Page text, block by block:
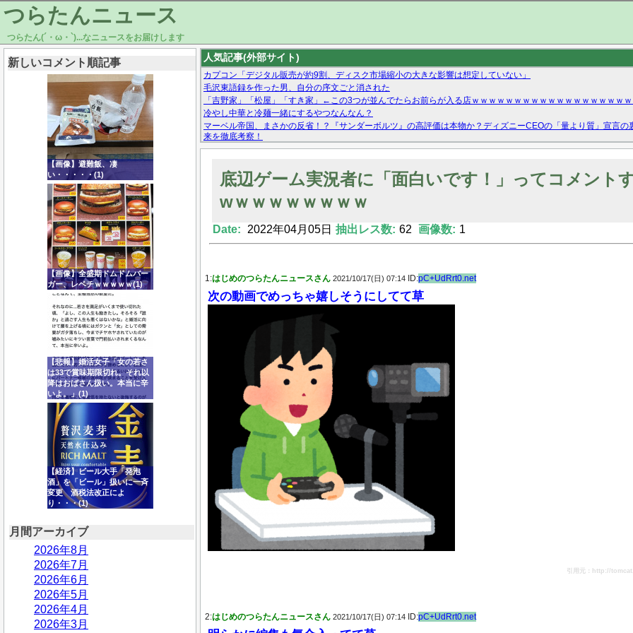
つらたんニュース
つらたん(´・ω・`)...なニュースをお届けします
新しいコメント順記事
【画像】避難飯、凄
い・・・・・(1)
【画像】全盛期ドムドムバー
ガー、レベチｗｗｗｗｗ(1)
【悲報】婚活女子「女の若さ
は33で賞味期限切れ。それ以
降はおばさん扱い。本当に辛
いよ。」(1)
【経済】ビール大手「発泡
酒」を「ビール」扱いに一斉
変更 酒税法改正によ
り・・・(1)
月間アーカイブ
2026年8月
2026年7月
2026年6月
2026年5月
2026年4月
2026年3月
人気記事(外部サイト)
カプコン「デジタル販売が約9割、ディスク市場縮小の大きな影響は想定していない」
毛沢東語録を作った男、自分の序文ごと消された
「吉野家」「松屋」「すき家」←この3つが並んでたらお前らが入る店ｗｗｗｗｗｗｗｗｗｗｗｗｗｗｗｗｗｗ
冷やし中華と冷麺一緒にするやつなんなん？
マーベル帝国、まさかの反省！？『サンダーボルツ』の高評価は本物か？ディズニーCEOの「量より質」宣言
来を徹底考察！
【モー娘。石田亜佑美】ファーストテイク出演も新規獲得ならず？北川莉央が1位に
Powered by livedoor 相互RSS
底辺ゲーム実況者に「面白いです！」ってコメント
wｗｗｗｗｗｗｗｗ
Date: 2022年04月05日 抽出レス数: 62 画像数: 1
1:はじめのつらたんニュースさん 2021/10/17(日) 07:14 ID:pC+UdRrt0.net
次の動画でめっちゃ嬉しそうにしてて草
引用元：http://
2:はじめのつらたんニュースさん 2021/10/17(日) 07:14 ID:pC+UdRrt0.net